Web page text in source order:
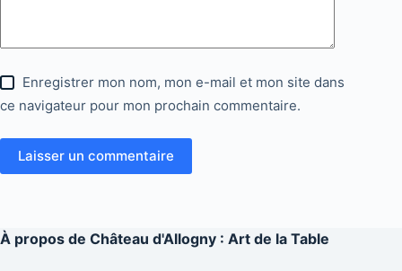
Enregistrer mon nom, mon e-mail et mon site dans
ce navigateur pour mon prochain commentaire.
Laisser un commentaire
À propos de Château d'Allogny : Art de la Table